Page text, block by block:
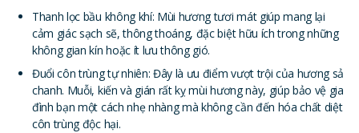
Thanh lọc bầu không khí: Mùi hương tươi mát giúp mang lại
cảm giác sạch sẽ, thông thoáng, đặc biệt hữu ích trong những
không gian kín hoặc ít lưu thông gió.
Đuổi côn trùng tự nhiên: Đây là ưu điểm vượt trội của hương sả
chanh. Muỗi, kiến và gián rất kỵ mùi hương này, giúp bảo vệ gia
đình bạn một cách nhẹ nhàng mà không cần đến hóa chất diệt
côn trùng độc hại.